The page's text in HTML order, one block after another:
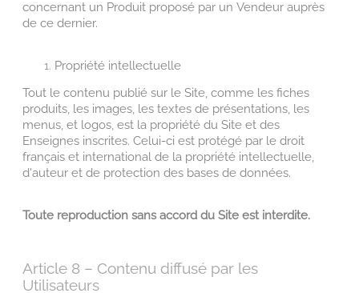
concernant un Produit proposé par un Vendeur auprès
de ce dernier.
Propriété intellectuelle
Tout le contenu publié sur le Site, comme les fiches
produits, les images, les textes de présentations, les
menus, et logos, est la propriété du Site et des
Enseignes inscrites. Celui-ci est protégé par le droit
français et international de la propriété intellectuelle,
d'auteur et de protection des bases de données.
Toute reproduction sans accord du Site est interdite.
Article 8 – Contenu diffusé par les
Utilisateurs